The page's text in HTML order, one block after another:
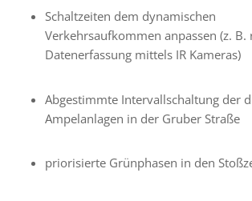
Schaltzeiten dem dynamischen
Verkehrsaufkommen anpassen (z. B.
Datenerfassung mittels IR Kameras)
Abgestimmte Intervallschaltung der
Ampelanlagen in der Gruber Straße
priorisierte Grünphasen in den